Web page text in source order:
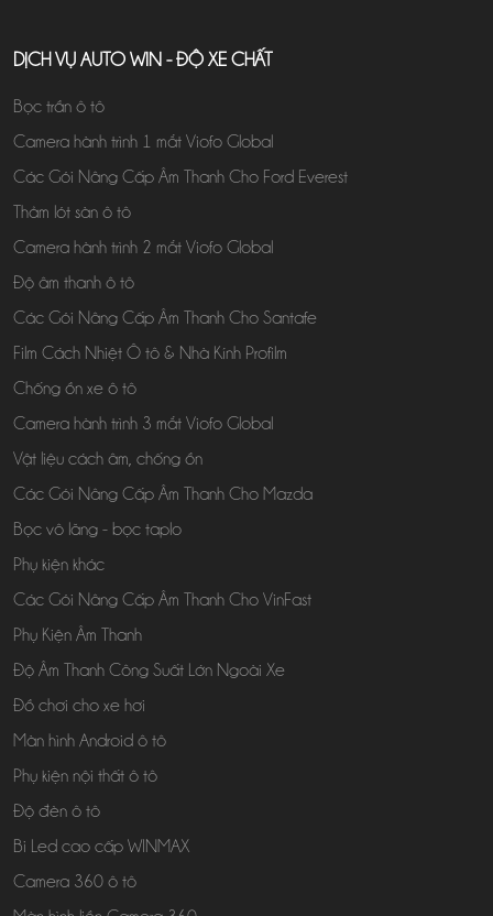
DỊCH VỤ AUTO WIN - ĐỘ XE CHẤT
Bọc trần ô tô
Camera hành trình 1 mắt Viofo Global
Các Gói Nâng Cấp Âm Thanh Cho Ford Everest
Thảm lót sàn ô tô
Camera hành trình 2 mắt Viofo Global
Độ âm thanh ô tô
Các Gói Nâng Cấp Âm Thanh Cho Santafe
Film Cách Nhiệt Ô tô & Nhà Kính Profilm
Chống ồn xe ô tô
Camera hành trình 3 mắt Viofo Global
Vật liệu cách âm, chống ồn
Các Gói Nâng Cấp Âm Thanh Cho Mazda
Bọc vô lăng - bọc taplo
Phụ kiện khác
Các Gói Nâng Cấp Âm Thanh Cho VinFast
Phụ Kiện Âm Thanh
Độ Âm Thanh Công Suất Lớn Ngoài Xe
Đồ chơi cho xe hơi
Màn hình Android ô tô
Phụ kiện nội thất ô tô
Độ đèn ô tô
Bi Led cao cấp WINMAX
Camera 360 ô tô